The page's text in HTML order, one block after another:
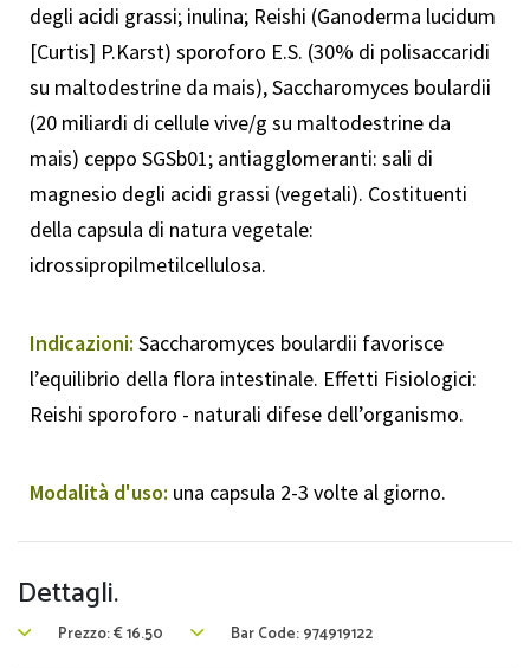
degli acidi grassi; inulina; Reishi (Ganoderma lucidum
[Curtis] P.Karst) sporoforo E.S. (30% di polisaccaridi
su maltodestrine da mais), Saccharomyces boulardii
(20 miliardi di cellule vive/g su maltodestrine da
mais) ceppo SGSb01; antiagglomeranti: sali di
magnesio degli acidi grassi (vegetali). Costituenti
della capsula di natura vegetale:
idrossipropilmetilcellulosa.
Indicazioni: Saccharomyces boulardii favorisce
l’equilibrio della flora intestinale. Effetti Fisiologici:
Reishi sporoforo - naturali difese dell’organismo.
Modalità d'uso: una capsula 2-3 volte al giorno.
Dettagli.
Prezzo:€16.50 Bar Code: 974919122